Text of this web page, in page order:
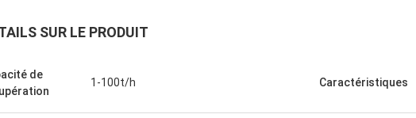
SUR LE PRODUIT
de
1-100t/h Caractéristiques